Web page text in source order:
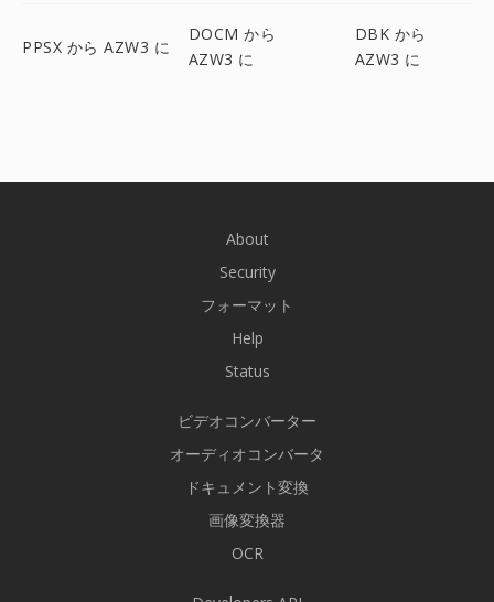
PPSX から AZW3 に
DOCM から
AZW3 に
DBK から
AZW3 に
About
Security
フォーマット
Help
Status
ビデオコンバーター
オーディオコンバータ
ドキュメント変換
画像変換器
OCR